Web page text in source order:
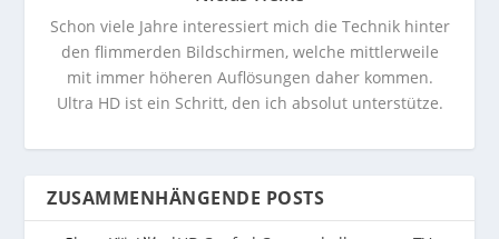
Schon viele Jahre interessiert mich die Technik hinter
den flimmerden Bildschirmen, welche mittlerweile
mit immer höheren Auflösungen daher kommen.
Ultra HD ist ein Schritt, den ich absolut unterstütze.
ZUSAMMENHÄNGENDE POSTS